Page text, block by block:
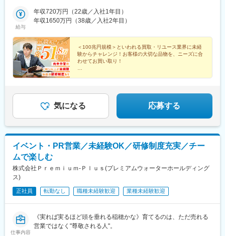
筋本町千寿ビル6F＜アクセス＞地下鉄堺筋線「堺筋本町駅」徒歩
5分地下鉄谷町線「谷町四丁目駅」徒歩7分※勤務地の受動喫煙対
給与
年収720万円（22歳／入社1年目）
年収1650万円（38歳／入社2年目）
＜100兆円規模＞といわれる買取・リユース業界に未経
験からチャレンジ！お客様の大切な品物を、ニーズに合
わせてお買い取り！
▼気になる内容をチェック▼
気になる 応募する
イベント・PR営業／未経験OK／研修制度充実／チー
ムで楽しむ
株式会社Ｐｒｅｍｉｕｍ‐Ｐｌｕｓ(プレミアムウォーターホールディング
ス)
正社員 転勤なし 職種未経験歓迎 業種未経験歓迎
仕事内容
《実れば実るほど頭を垂れる稲穂かな》育てるのは、ただ売れる
営業ではなく"尊敬される人"。